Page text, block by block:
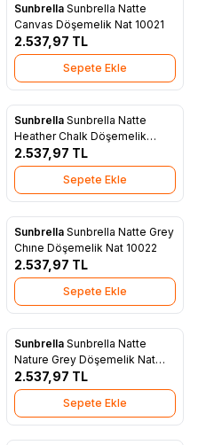
Yeni
Favorilere Ekle
Sunbrella Sunbrella Natte
Canvas Döşemelik Nat 10021
2.537,97 TL
Sepete Ekle
Yeni
Favorilere Ekle
Sunbrella Sunbrella Natte
Heather Chalk Döşemelik
10150
2.537,97 TL
Sepete Ekle
Yeni
Favorilere Ekle
Sunbrella Sunbrella Natte Grey
Chıne Döşemelik Nat 10022
2.537,97 TL
Sepete Ekle
Yeni
Favorilere Ekle
Sunbrella Sunbrella Natte
Nature Grey Döşemelik Nat
10040
2.537,97 TL
Sepete Ekle